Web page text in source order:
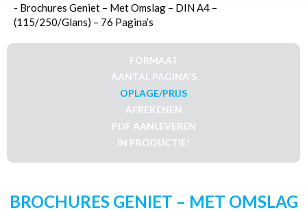
- Brochures Geniet – Met Omslag – DIN A4 –
(115/250/Glans) – 76 Pagina’s
FORMAAT
AANTAL PAGINA'S
OPLAGE/PRIJS
AFREKENEN
PDF AANLEVEREN
IN PRODUCTIE!
BROCHURES GENIET – MET OMSLAG